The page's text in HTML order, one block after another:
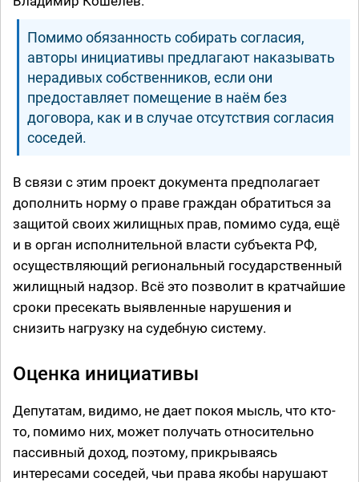
Помимо обязанность собирать согласия,
авторы инициативы предлагают наказывать
нерадивых собственников, если они
предоставляет помещение в наём без
договора, как и в случае отсутствия согласия
соседей.
В связи с этим проект документа предполагает
дополнить норму о праве граждан обратиться за
защитой своих жилищных прав, помимо суда, ещё
и в орган исполнительной власти субъекта РФ,
осуществляющий региональный государственный
жилищный надзор. Всё это позволит в кратчайшие
сроки пресекать выявленные нарушения и
снизить нагрузку на судебную систему.
Оценка инициативы
Депутатам, видимо, не дает покоя мысль, что кто-
то, помимо них, может получать относительно
пассивный доход, поэтому, прикрываясь
интересами соседей, чьи права якобы нарушают